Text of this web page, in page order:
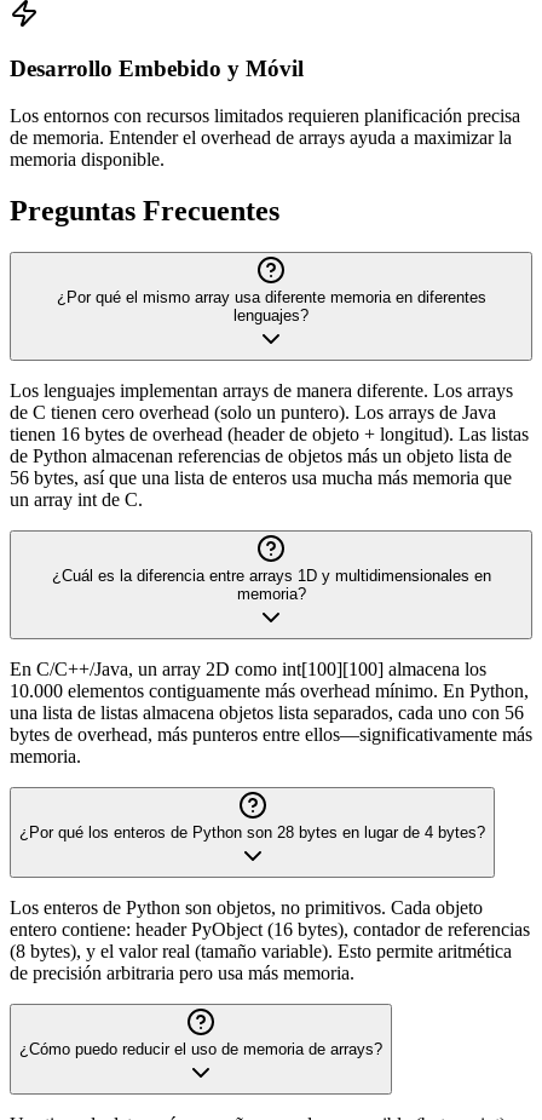
Desarrollo Embebido y Móvil
Los entornos con recursos limitados requieren planificación precisa
de memoria. Entender el overhead de arrays ayuda a maximizar la
memoria disponible.
Preguntas Frecuentes
¿Por qué el mismo array usa diferente memoria en diferentes
lenguajes?
Los lenguajes implementan arrays de manera diferente. Los arrays
de C tienen cero overhead (solo un puntero). Los arrays de Java
tienen 16 bytes de overhead (header de objeto + longitud). Las listas
de Python almacenan referencias de objetos más un objeto lista de
56 bytes, así que una lista de enteros usa mucha más memoria que
un array int de C.
¿Cuál es la diferencia entre arrays 1D y multidimensionales en
memoria?
En C/C++/Java, un array 2D como int[100][100] almacena los
10.000 elementos contiguamente más overhead mínimo. En Python,
una lista de listas almacena objetos lista separados, cada uno con 56
bytes de overhead, más punteros entre ellos—significativamente más
memoria.
¿Por qué los enteros de Python son 28 bytes en lugar de 4 bytes?
Los enteros de Python son objetos, no primitivos. Cada objeto
entero contiene: header PyObject (16 bytes), contador de referencias
(8 bytes), y el valor real (tamaño variable). Esto permite aritmética
de precisión arbitraria pero usa más memoria.
¿Cómo puedo reducir el uso de memoria de arrays?